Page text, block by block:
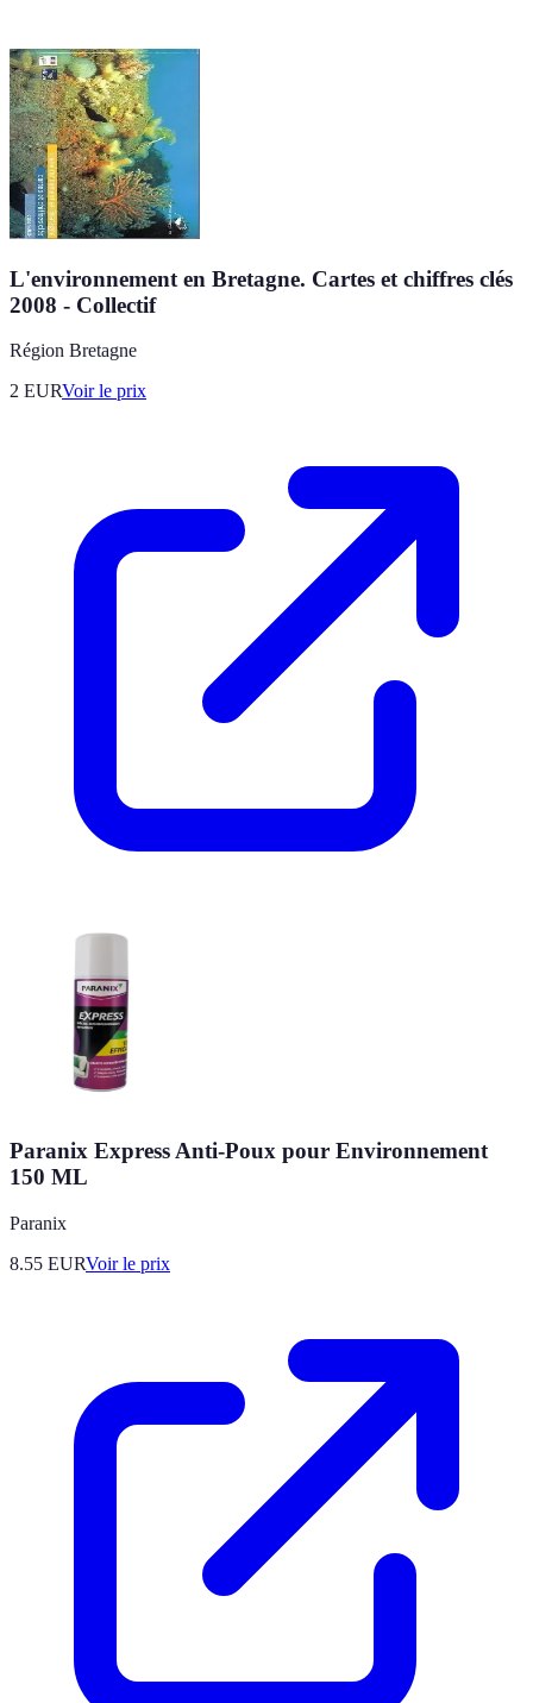
L'environnement en Bretagne. Cartes et chiffres clés
2008 - Collectif
Région Bretagne
2 EURVoir le prix
Paranix Express Anti-Poux pour Environnement
150 ML
Paranix
8.55 EURVoir le prix